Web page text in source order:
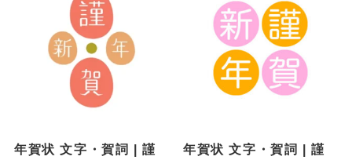
年賀状 文字・賀詞 | 謹
年賀状 文字・賀詞 | 謹